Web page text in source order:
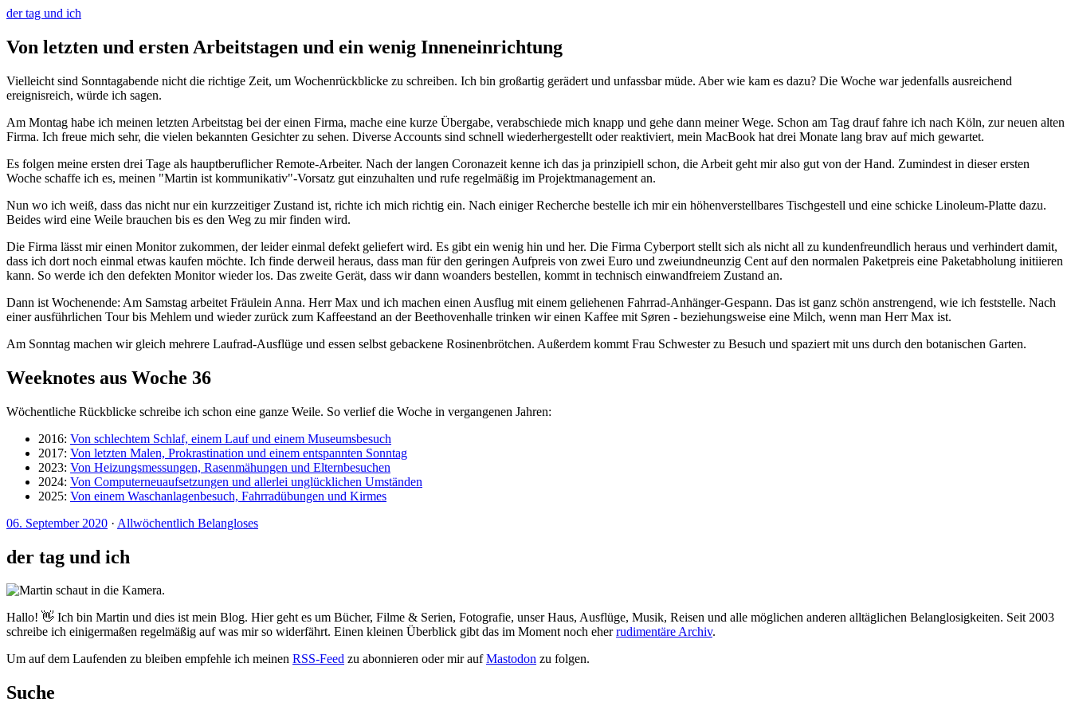
der tag und ich
Von letzten und ersten Arbeitstagen und ein wenig Inneneinrichtung
Vielleicht sind Sonntagabende nicht die richtige Zeit, um Wochenrückblicke zu schreiben. Ich bin großartig gerädert und unfassbar müde. Aber wie kam es dazu? Die Woche war jedenfalls ausreichend
ereignisreich, würde ich sagen.
Am Montag habe ich meinen letzten Arbeitstag bei der einen Firma, mache eine kurze Übergabe, verabschiede mich knapp und gehe dann meiner Wege. Schon am Tag drauf fahre ich nach Köln, zur neuen alten
Firma. Ich freue mich sehr, die vielen bekannten Gesichter zu sehen. Diverse Accounts sind schnell wiederhergestellt oder reaktiviert, mein MacBook hat drei Monate lang brav auf mich gewartet.
Es folgen meine ersten drei Tage als hauptberuflicher Remote-Arbeiter. Nach der langen Coronazeit kenne ich das ja prinzipiell schon, die Arbeit geht mir also gut von der Hand. Zumindest in dieser ersten
Woche schaffe ich es, meinen "Martin ist kommunikativ"-Vorsatz gut einzuhalten und rufe regelmäßig im Projektmanagement an.
Nun wo ich weiß, dass das nicht nur ein kurzzeitiger Zustand ist, richte ich mich richtig ein. Nach einiger Recherche bestelle ich mir ein höhenverstellbares Tischgestell und eine schicke Linoleum-Platte dazu.
Beides wird eine Weile brauchen bis es den Weg zu mir finden wird.
Die Firma lässt mir einen Monitor zukommen, der leider einmal defekt geliefert wird. Es gibt ein wenig hin und her. Die Firma Cyberport stellt sich als nicht all zu kundenfreundlich heraus und verhindert damit,
dass ich dort noch einmal etwas kaufen möchte. Ich finde derweil heraus, dass man für den geringen Aufpreis von zwei Euro und zweiundneunzig Cent auf den normalen Paketpreis eine Paketabholung initiieren
kann. So werde ich den defekten Monitor wieder los. Das zweite Gerät, dass wir dann woanders bestellen, kommt in technisch einwandfreiem Zustand an.
Dann ist Wochenende: Am Samstag arbeitet Fräulein Anna. Herr Max und ich machen einen Ausflug mit einem geliehenen Fahrrad-Anhänger-Gespann. Das ist ganz schön anstrengend, wie ich feststelle. Nach
einer ausführlichen Tour bis Mehlem und wieder zurück zum Kaffeestand an der Beethovenhalle trinken wir einen Kaffee mit Søren - beziehungsweise eine Milch, wenn man Herr Max ist.
Am Sonntag machen wir gleich mehrere Laufrad-Ausflüge und essen selbst gebackene Rosinenbrötchen. Außerdem kommt Frau Schwester zu Besuch und spaziert mit uns durch den botanischen Garten.
Weeknotes aus Woche 36
Wöchentliche Rückblicke schreibe ich schon eine ganze Weile. So verlief die Woche in vergangenen Jahren:
2016: Von schlechtem Schlaf, einem Lauf und einem Museumsbesuch
2017: Von letzten Malen, Prokrastination und einem entspannten Sonntag
2023: Von Heizungsmessungen, Rasenmähungen und Elternbesuchen
2024: Von Computerneuaufsetzungen und allerlei unglücklichen Umständen
2025: Von einem Waschanlagenbesuch, Fahrradübungen und Kirmes
06. September 2020 · Allwöchentlich Belangloses
der tag und ich
Hallo! 👋 Ich bin Martin und dies ist mein Blog. Hier geht es um Bücher, Filme & Serien, Fotografie, unser Haus, Ausflüge, Musik, Reisen und alle möglichen anderen alltäglichen Belanglosigkeiten. Seit 2003
schreibe ich einigermaßen regelmäßig auf was mir so widerfährt. Einen kleinen Überblick gibt das im Moment noch eherrudimentäre Archiv.
Um auf dem Laufenden zu bleiben empfehle ich meinen RSS-Feed zu abonnieren oder mir aufMastodon zu folgen.
Suche